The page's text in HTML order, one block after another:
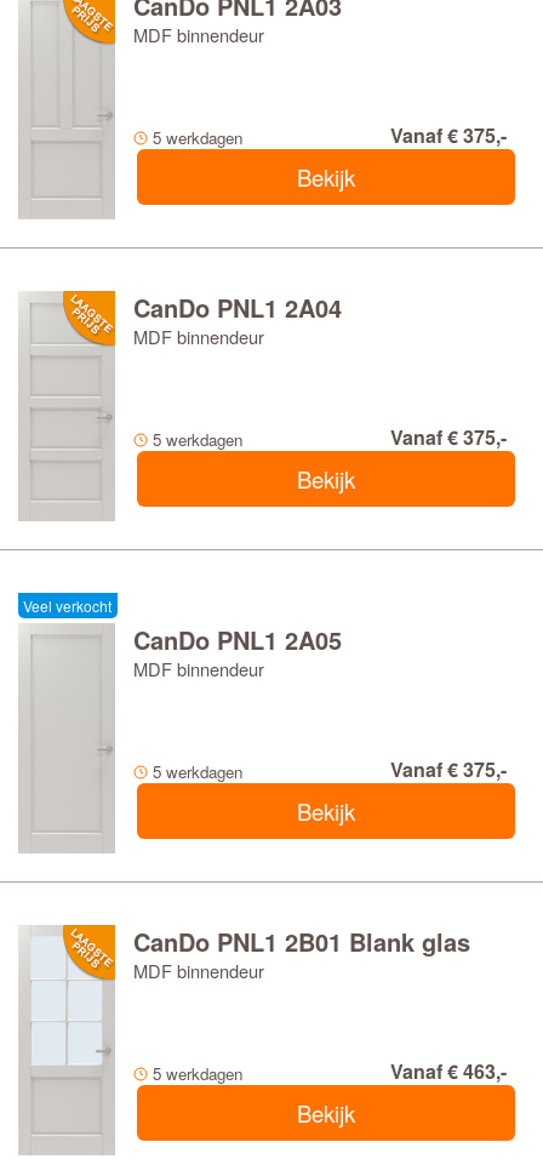
MDF binnendeur
5 werkdagen Vanaf € 375,-
Bekijk
CanDo PNL1 2A04
MDF binnendeur
5 werkdagen Vanaf € 375,-
Bekijk
Veel verkocht
CanDo PNL1 2A05
MDF binnendeur
5 werkdagen Vanaf € 375,-
Bekijk
CanDo PNL1 2B01 Blank glas
MDF binnendeur
5 werkdagen Vanaf € 463,-
Bekijk